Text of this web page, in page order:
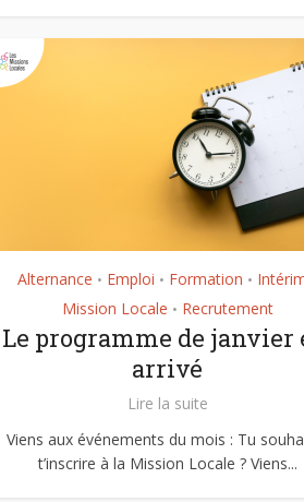
Alternance • Emploi • Formation •
Mission Locale • Recrutement
Le programme de janvier
arrivé
Lire la suite
Viens aux événements du mois : Tu
t’inscrire à la Mission Locale ? Viens...